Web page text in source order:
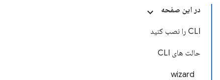
در این صفحه
CLI را نصب کنید
حالت های CLI
wizard